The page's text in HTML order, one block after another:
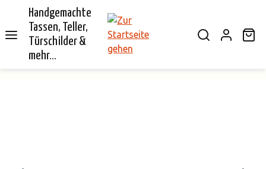
springen
Handgemachte
Tassen, Teller,
Türschilder &
mehr...